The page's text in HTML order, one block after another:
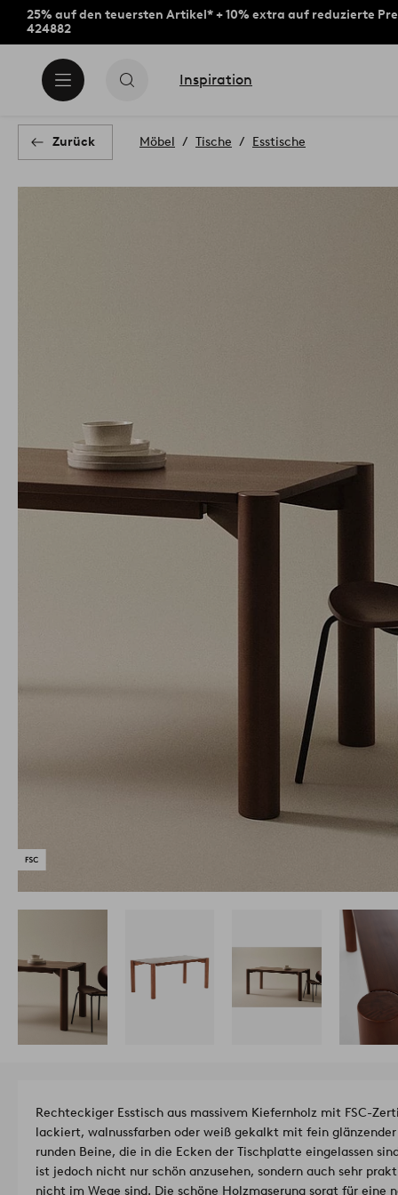
25% auf den teuersten Artikel* + 10% extra auf reduzierte
424882
Inspiration
Zurück Möbel Tische Esstische
Rechteckiger Esstisch aus massivem Kiefernholz mit FSC-
lackiert, walnussfarben oder weiß gekalkt mit fein
runden Beine, die in die Ecken der Tischplatte eingelassen
ist jedoch nicht nur schön anzusehen, sondern auch sehr
nicht im Wege sind. Die schöne Holzmaserung sorgt für eine